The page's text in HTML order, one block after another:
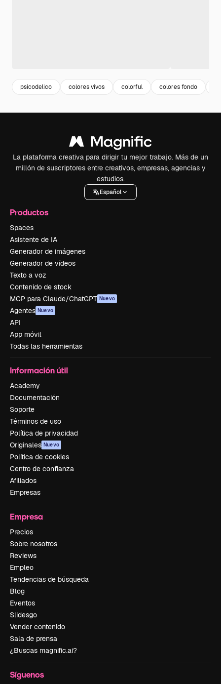
psicodelico colores vivos colorful colores fondo
La plataforma creativa para dirigir tu mejor trabajo. Más de un
millón de suscriptores entre creativos, empresas, agencias y
estudios.
Español
Productos
Spaces
Asistente de IA
Generador de imágenes
Generador de vídeos
Texto a voz
Contenido de stock
MCP para Claude/ChatGPT Nuevo
Agentes Nuevo
API
App móvil
Todas las herramientas
Información útil
Academy
Documentación
Soporte
Términos de uso
Política de privacidad
Originales Nuevo
Política de cookies
Centro de confianza
Afiliados
Empresas
Empresa
Precios
Sobre nosotros
Reviews
Empleo
Tendencias de búsqueda
Blog
Eventos
Slidesgo
Vender contenido
Sala de prensa
¿Buscas magnific.ai?
Síguenos